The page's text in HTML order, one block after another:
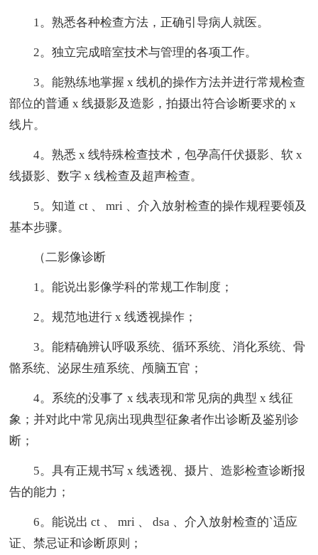
1。熟悉各种检查方法，正确引导病人就医。
2。独立完成暗室技术与管理的各项工作。
3。能熟练地掌握 x 线机的操作方法并进行常规检查
部位的普通 x 线摄影及造影，拍摄出符合诊断要求的 x
线片。
4。熟悉 x 线特殊检查技术，包孕高仟伏摄影、软 x
线摄影、数字 x 线检查及超声检查。
5。知道 ct 、 mri 、介入放射检查的操作规程要领及
基本步骤。
（二影像诊断
1。能说出影像学科的常规工作制度；
2。规范地进行 x 线透视操作；
3。能精确辨认呼吸系统、循环系统、消化系统、骨
骼系统、泌尿生殖系统、颅脑五官；
4。系统的没事了 x 线表现和常见病的典型 x 线征
象；并对此中常见病出现典型征象者作出诊断及鉴别诊
断；
5。具有正规书写 x 线透视、摄片、造影检查诊断报
告的能力；
6。能说出 ct 、 mri 、 dsa 、介入放射检查的`适应
证、禁忌证和诊断原则；